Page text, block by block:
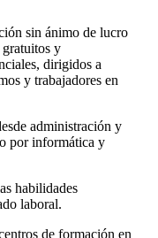
sin ánimo de lucro
gratuitos y
dirigidos a
y trabajadores en
administración y
por informática y
habilidades
laboral.
de formación en